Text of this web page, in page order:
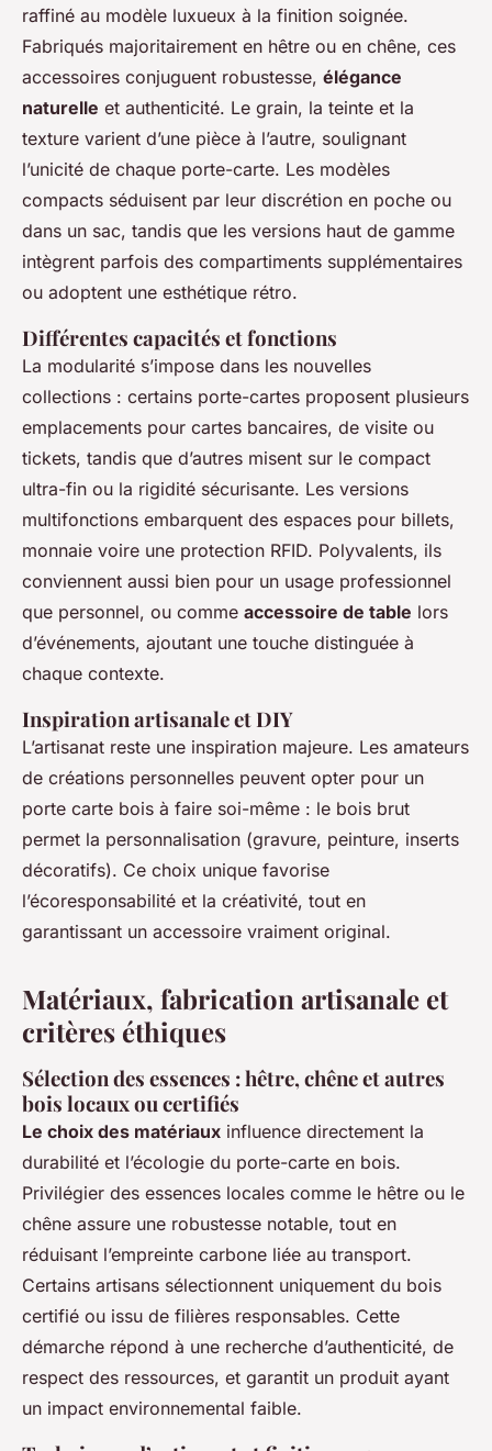
raffiné au modèle luxueux à la finition soignée.
Fabriqués majoritairement en hêtre ou en chêne, ces
accessoires conjuguent robustesse, élégance
naturelle et authenticité. Le grain, la teinte et la
texture varient d’une pièce à l’autre, soulignant
l’unicité de chaque porte-carte. Les modèles
compacts séduisent par leur discrétion en poche ou
dans un sac, tandis que les versions haut de gamme
intègrent parfois des compartiments supplémentaires
ou adoptent une esthétique rétro.
Différentes capacités et fonctions
La modularité s’impose dans les nouvelles
collections : certains porte-cartes proposent plusieurs
emplacements pour cartes bancaires, de visite ou
tickets, tandis que d’autres misent sur le compact
ultra-fin ou la rigidité sécurisante. Les versions
multifonctions embarquent des espaces pour billets,
monnaie voire une protection RFID. Polyvalents, ils
conviennent aussi bien pour un usage professionnel
que personnel, ou comme accessoire de table lors
d’événements, ajoutant une touche distinguée à
chaque contexte.
Inspiration artisanale et DIY
L’artisanat reste une inspiration majeure. Les amateurs
de créations personnelles peuvent opter pour un
porte carte bois à faire soi-même : le bois brut
permet la personnalisation (gravure, peinture, inserts
décoratifs). Ce choix unique favorise
l’écoresponsabilité et la créativité, tout en
garantissant un accessoire vraiment original.
Matériaux, fabrication artisanale et
critères éthiques
Sélection des essences : hêtre, chêne et autres
bois locaux ou certifiés
Le choix des matériaux influence directement la
durabilité et l’écologie du porte-carte en bois.
Privilégier des essences locales comme le hêtre ou le
chêne assure une robustesse notable, tout en
réduisant l’empreinte carbone liée au transport.
Certains artisans sélectionnent uniquement du bois
certifié ou issu de filières responsables. Cette
démarche répond à une recherche d’authenticité, de
respect des ressources, et garantit un produit ayant
un impact environnemental faible.